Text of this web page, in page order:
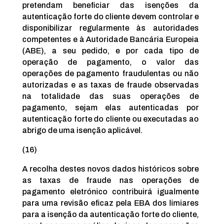
pretendam beneficiar das isenções da
autenticação forte do cliente devem controlar e
disponibilizar regularmente às autoridades
competentes e à Autoridade Bancária Europeia
(ABE), a seu pedido, e por cada tipo de
operação de pagamento, o valor das
operações de pagamento fraudulentas ou não
autorizadas e as taxas de fraude observadas
na totalidade das suas operações de
pagamento, sejam elas autenticadas por
autenticação forte do cliente ou executadas ao
abrigo de uma isenção aplicável.
(16)
A recolha destes novos dados históricos sobre
as taxas de fraude nas operações de
pagamento eletrónico contribuirá igualmente
para uma revisão eficaz pela EBA dos limiares
para a isenção da autenticação forte do cliente,